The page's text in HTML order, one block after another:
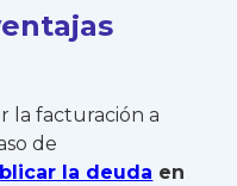
la facturación a
de
la deuda en